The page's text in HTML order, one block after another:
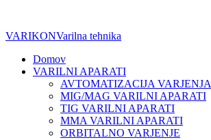
VARIKONVarilna tehnika
Domov
VARILNI APARATI
AVTOMATIZACIJA VARJENJA
MIG/MAG VARILNI APARATI
TIG VARILNI APARATI
MMA VARILNI APARATI
ORBITALNO VARJENJE